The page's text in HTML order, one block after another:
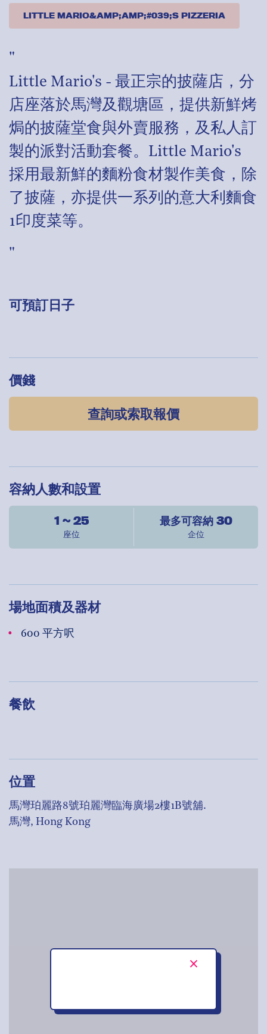
LITTLE MARIO&AMP;AMP;#039;S PIZZERIA
"
Little Mario's - 最正宗的披薩店，分
店座落於馬灣及觀塘區，提供新鮮烤
焗的披薩堂食與外賣服務，及私人訂
製的派對活動套餐。Little Mario's
採用最新鮮的麵粉食材製作美食，除
了披薩，亦提供一系列的意大利麵食
1印度菜等。
"
可預訂日子
價錢
查詢或索取報價
容納人數和設置
1 ~ 25
座位
最多可容納 30
企位
場地面積及器材
600 平方呎
餐飲
位置
馬灣珀麗路8號珀麗灣臨海廣場2樓1B號舖.
馬灣, Hong Kong